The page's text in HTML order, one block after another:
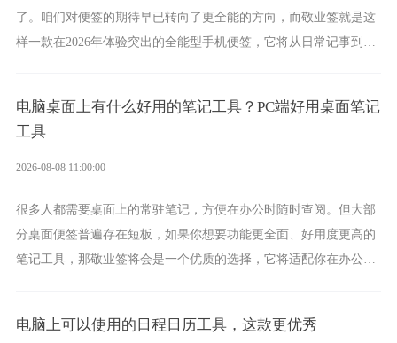
了。咱们对便签的期待早已转向了更全能的方向，而敬业签就是这
样一款在2026年体验突出的全能型手机便签，它将从日常记事到时
电脑桌面上有什么好用的笔记工具？PC端好用桌面笔记
工具
2026-08-08 11:00:00
很多人都需要桌面上的常驻笔记，方便在办公时随时查阅。但大部
分桌面便签普遍存在短板，如果你想要功能更全面、好用度更高的
笔记工具，那敬业签将会是一个优质的选择，它将适配你在办公、
电脑上可以使用的日程日历工具，这款更优秀